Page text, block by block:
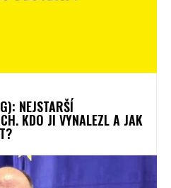
NEJSTARŠÍ
KDO JI VYNALEZL A JAK